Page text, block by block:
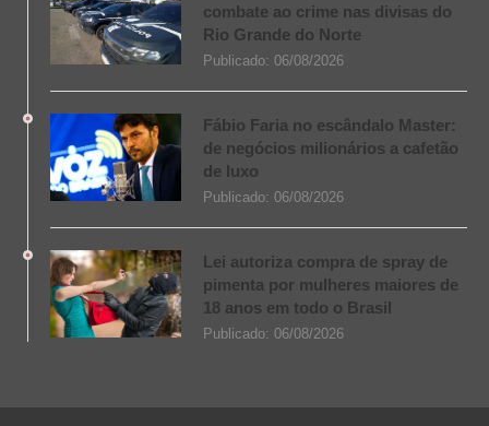
combate ao crime nas divisas do
Rio Grande do Norte
Publicado: 06/08/2026
Fábio Faria no escândalo Master:
de negócios milionários a cafetão
de luxo
Publicado: 06/08/2026
Lei autoriza compra de spray de
pimenta por mulheres maiores de
18 anos em todo o Brasil
Publicado: 06/08/2026